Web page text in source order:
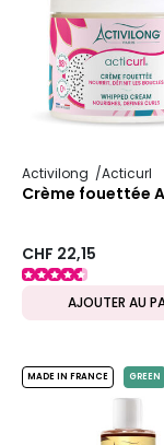
Activilong Acticurl
Crème fouettée
CHF 22,15
AJOUTER AU
MADE IN FRANCE GREEN